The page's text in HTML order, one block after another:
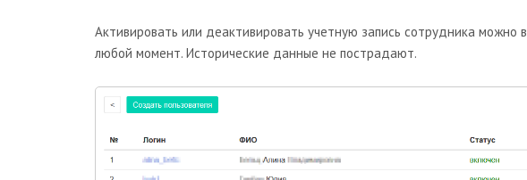
Активировать или деактивировать учетную запись сотрудника можно в
любой момент. Исторические данные не пострадают.